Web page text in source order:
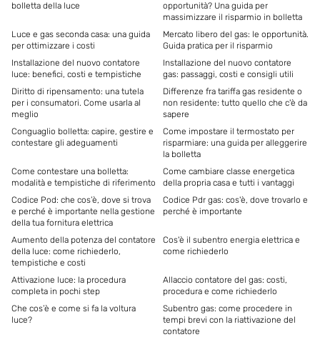
bolletta della luce
opportunità? Una guida per
massimizzare il risparmio in bolletta
Luce e gas seconda casa: una guida
per ottimizzare i costi
Mercato libero del gas: le opportunità.
Guida pratica per il risparmio
Installazione del nuovo contatore
luce: benefici, costi e tempistiche
Installazione del nuovo contatore
gas: passaggi, costi e consigli utili
Diritto di ripensamento: una tutela
per i consumatori. Come usarla al
meglio
Differenze fra tariffa gas residente o
non residente: tutto quello che c'è da
sapere
Conguaglio bolletta: capire, gestire e
contestare gli adeguamenti
Come impostare il termostato per
risparmiare: una guida per alleggerire
la bolletta
Come contestare una bolletta:
modalità e tempistiche di riferimento
Come cambiare classe energetica
della propria casa e tutti i vantaggi
Codice Pod: che cos’è, dove si trova
e perché è importante nella gestione
della tua fornitura elettrica
Codice Pdr gas: cos'è, dove trovarlo e
perché è importante
Aumento della potenza del contatore
della luce: come richiederlo,
tempistiche e costi
Cos'è il subentro energia elettrica e
come richiederlo
Attivazione luce: la procedura
completa in pochi step
Allaccio contatore del gas: costi,
procedura e come richiederlo
Che cos’è e come si fa la voltura
luce?
Subentro gas: come procedere in
tempi brevi con la riattivazione del
contatore